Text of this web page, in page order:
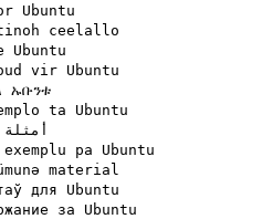
Ubuntu
ceelallo
Ubuntu
vir Ubuntu
ኡቡንቱ
ta Ubuntu
pa Ubuntu
material
для Ubuntu
за Ubuntu